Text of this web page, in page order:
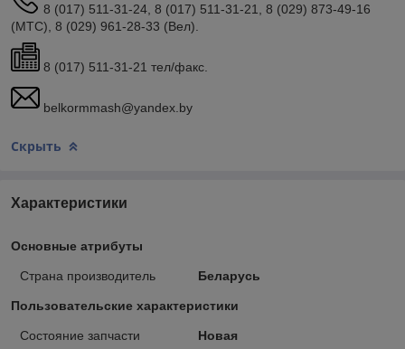
8 (017) 511-31-24, 8 (017) 511-31-21, 8 (029) 873-49-16
(МТС), 8 (029) 961-28-33 (Вел).
8 (017) 511-31-21 тел/факс.
belkormmash@yandex.by
Скрыть
Характеристики
Основные атрибуты
Страна производитель Беларусь
Пользовательские характеристики
Состояние запчасти
Новая